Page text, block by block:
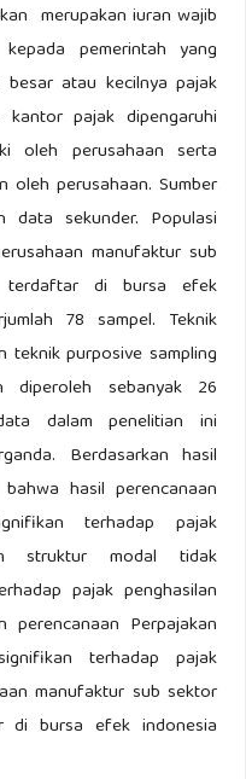
merupakan iuran wajib
pemerintah yang
atau kecilnya pajak
pajak dipengaruhi
oleh perusahaan serta
oleh perusahaan. Sumber
sekunder. Populasi
manufaktur sub
terdaftar di bursa efek
78 sampel. Teknik
teknik purposive sampling
diperoleh sebanyak 26
dalam penelitian ini
Berdasarkan hasil
hasil perencanaan
terhadap pajak
struktur modal tidak
pajak penghasilan
Perpajakan
terhadap pajak
manufaktur sub sektor
di bursa efek indonesia